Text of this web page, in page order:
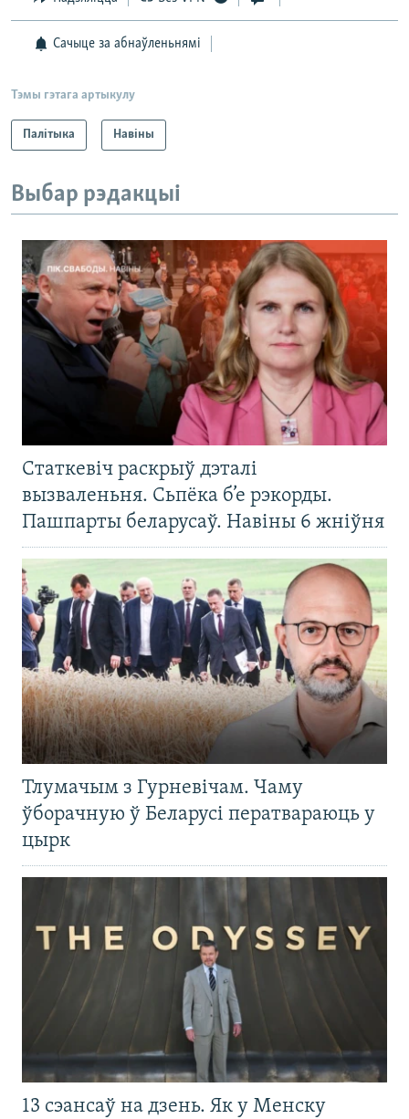
Сачыце за абнаўленьнямі
Тэмы гэтага артыкулу
Палітыка Навіны
Выбар рэдакцыі
Статкевіч раскрыў дэталі
вызваленьня. Сьпёка б’е рэкорды.
Пашпарты беларусаў. Навіны 6 жніўня
Тлумачым з Гурневічам. Чаму
ўборачную ў Беларусі ператвараюць у
цырк
13 сэансаў на дзень. Як у Менску